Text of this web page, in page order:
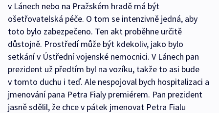
v Lánech nebo na Pražském hradě má být
ošetřovatelská péče. O tom se intenzivně jedná, aby
toto bylo zabezpečeno. Ten akt proběhne určitě
důstojně. Prostředí může být kdekoliv, jako bylo
setkání v Ústřední vojenské nemocnici. V Lánech pan
prezident už předtím byl na vozíku, takže to asi bude
v tomto duchu i teď. Ale nespojoval bych hospitalizaci a
jmenování pana Petra Fialy premiérem. Pan prezident
jasně sdělil, že chce v pátek jmenovat Petra Fialu